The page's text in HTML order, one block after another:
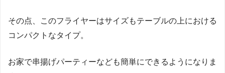
その点、このフライヤーはサイズもテーブルの上における
コンパクトなタイプ。
お家で串揚げパーティーなども簡単にできるようになりま